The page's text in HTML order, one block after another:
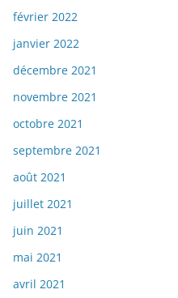
février 2022
janvier 2022
décembre 2021
novembre 2021
octobre 2021
septembre 2021
août 2021
juillet 2021
juin 2021
mai 2021
avril 2021